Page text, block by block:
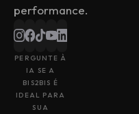
performance.
PERGUNTE À
IA SE A
BIS2BIS É
IDEAL PARA
SUA